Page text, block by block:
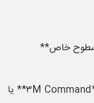
- از چسب‌های کم‌چسبنده مانند **۳M Command** یا